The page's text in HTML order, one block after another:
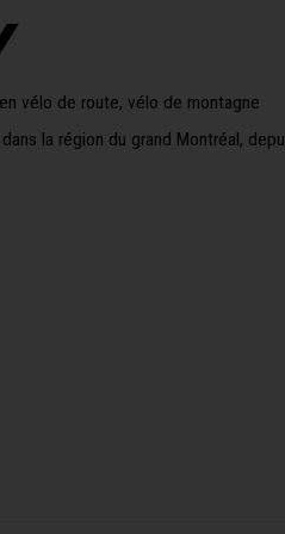
vélo de route, vélo de montagne
la région du grand Montréal,